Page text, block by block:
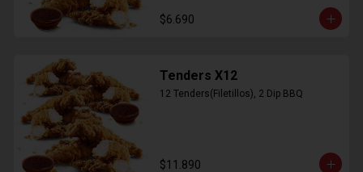
$6.690
Tenders X12
12 Tenders(Filetillos), 2 Dip BBQ
$11.890